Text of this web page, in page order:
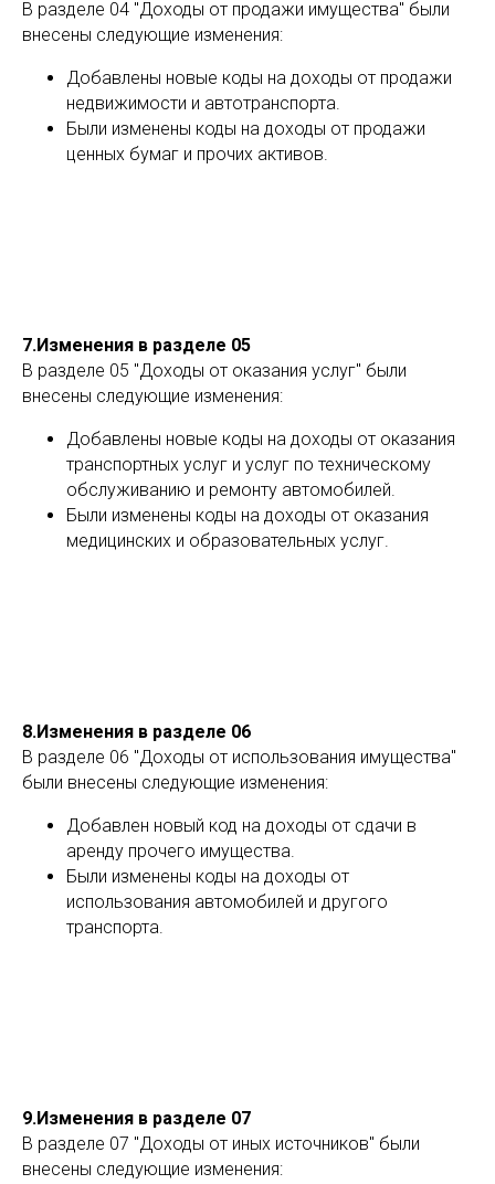
В разделе 04 "Доходы от продажи имущества" были
внесены следующие изменения:
Добавлены новые коды на доходы от продажи
недвижимости и автотранспорта.
Были изменены коды на доходы от продажи
ценных бумаг и прочих активов.
7.Изменения в разделе 05
В разделе 05 "Доходы от оказания услуг" были
внесены следующие изменения:
Добавлены новые коды на доходы от оказания
транспортных услуг и услуг по техническому
обслуживанию и ремонту автомобилей.
Были изменены коды на доходы от оказания
медицинских и образовательных услуг.
8.Изменения в разделе 06
В разделе 06 "Доходы от использования имущества"
были внесены следующие изменения:
Добавлен новый код на доходы от сдачи в
аренду прочего имущества.
Были изменены коды на доходы от
использования автомобилей и другого
транспорта.
9.Изменения в разделе 07
В разделе 07 "Доходы от иных источников" были
внесены следующие изменения: